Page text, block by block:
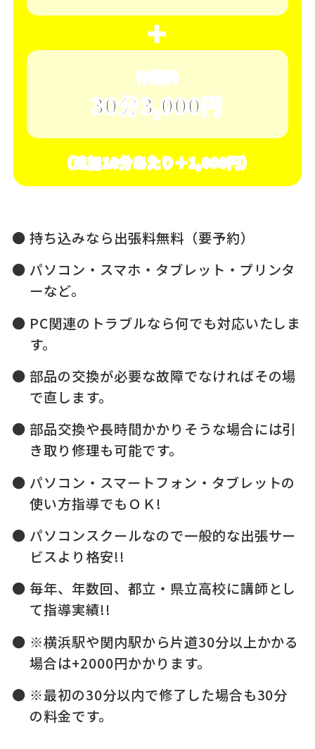
＋
作業料
30分3,000円
（追加10分あたり＋1,000円）
持ち込みなら出張料無料（要予約）
パソコン・スマホ・タブレット・プリンタ
ーなど。
PC関連のトラブルなら何でも対応いたしま
す。
部品の交換が必要な故障でなければその場
で直します。
部品交換や長時間かかりそうな場合には引
き取り修理も可能です。
パソコン・スマートフォン・タブレットの
使い方指導でもＯＫ!
パソコンスクールなので一般的な出張サー
ビスより格安!!
毎年、年数回、都立・県立高校に講師とし
て指導実績!!
※横浜駅や関内駅から片道30分以上かかる
場合は+2000円かかります。
※最初の30分以内で修了した場合も30分
の料金です。